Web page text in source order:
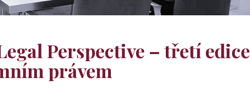
Perspective – třetí edice
právem